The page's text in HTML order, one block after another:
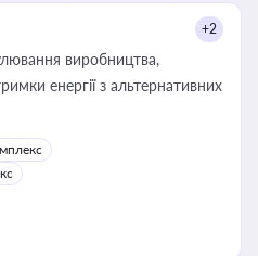
+2
виробництва,
енергії з альтернативних